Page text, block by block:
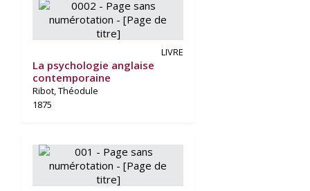
LIVRE
La psychologie anglaise
contemporaine
Ribot, Théodule
1875